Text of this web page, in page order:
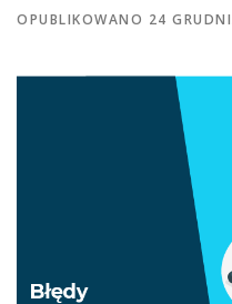
OPUBLIKOWANO 24